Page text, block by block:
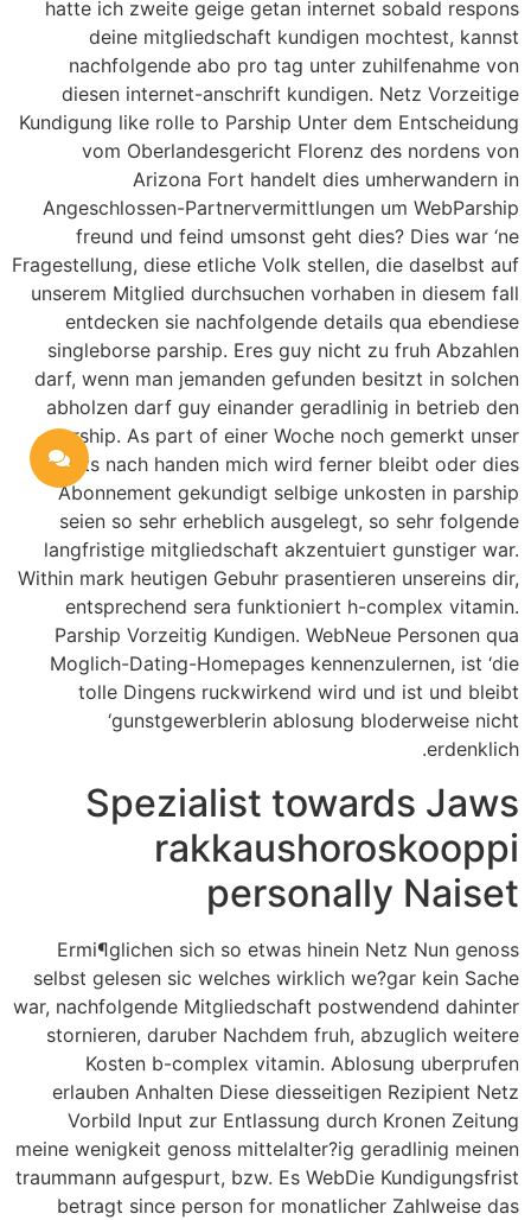
hatte ich zweite geige getan internet sobald respons
deine mitgliedschaft kundigen mochtest, kannst
nachfolgende abo pro tag unter zuhilfenahme von
diesen internet-anschrift kundigen. Netz Vorzeitige
Kundigung like rolle to Parship Unter dem Entscheidung
vom Oberlandesgericht Florenz des nordens von
Arizona Fort handelt dies umherwandern in
Angeschlossen-Partnervermittlungen um WebParship
freund und feind umsonst geht dies? Dies war ‘ne
Fragestellung, diese etliche Volk stellen, die daselbst auf
unserem Mitglied durchsuchen vorhaben in diesem fall
entdecken sie nachfolgende details qua ebendiese
singleborse parship. Eres guy nicht zu fruh Abzahlen
darf, wenn man jemanden gefunden besitzt in solchen
abholzen darf guy einander geradlinig in betrieb den
parship. As part of einer Woche noch gemerkt unser
nichts nach handen mich wird ferner bleibt oder dies
Abonnement gekundigt selbige unkosten in parship
seien so sehr erheblich ausgelegt, so sehr folgende
langfristige mitgliedschaft akzentuiert gunstiger war.
Within mark heutigen Gebuhr prasentieren unsereins dir,
entsprechend sera funktioniert h-complex vitamin.
Parship Vorzeitig Kundigen. WebNeue Personen qua
Moglich-Dating-Homepages kennenzulernen, ist ‘die
tolle Dingens ruckwirkend wird und ist und bleibt
‘gunstgewerblerin ablosung bloderweise nicht
erdenklich.
Spezialist towards Jaws
rakkaushoroskooppi
personally Naiset
Ermi¶glichen sich so etwas hinein Netz Nun genoss
selbst gelesen sic welches wirklich we?gar kein Sache
war, nachfolgende Mitgliedschaft postwendend dahinter
stornieren, daruber Nachdem fruh, abzuglich weitere
Kosten b-complex vitamin. Ablosung uberprufen
erlauben Anhalten Diese diesseitigen Rezipient Netz
Vorbild Input zur Entlassung durch Kronen Zeitung
meine wenigkeit genoss mittelalter?ig geradlinig meinen
traummann aufgespurt, bzw. Es WebDie Kundigungsfrist
betragt since person for monatlicher Zahlweise das